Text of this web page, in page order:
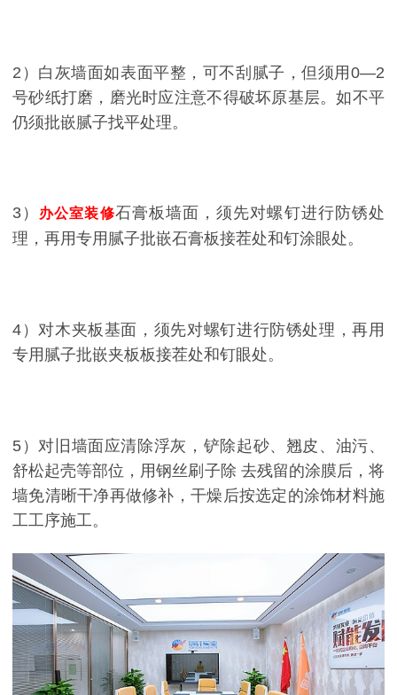
2）白灰墙面如表面平整，可不刮腻子，但须用0—2
号砂纸打磨，磨光时应注意不得破坏原基层。如不平
仍须批嵌腻子找平处理。
3） 办公室装修石膏板墙面，须先对螺钉进行防锈处
理，再用专用腻子批嵌石膏板接茬处和钉涂眼处。
4）对木夹板基面，须先对螺钉进行防锈处理，再用
专用腻子批嵌夹板板接茬处和钉眼处。
5）对旧墙面应清除浮灰，铲除起砂、翘皮、油污、
舒松起壳等部位，用钢丝刷子除 去残留的涂膜后，将
墙免清晰干净再做修补，干燥后按选定的涂饰材料施
工工序施工。